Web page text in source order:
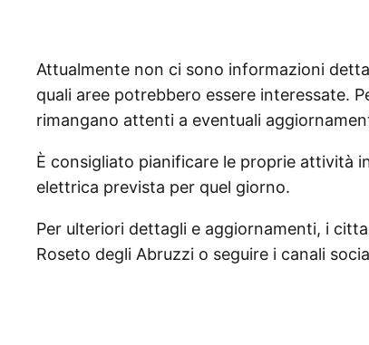
Attualmente non ci sono informazioni
quali aree potrebbero essere interessate.
rimangano attenti a eventuali
È consigliato pianificare le proprie attività
elettrica prevista per quel giorno.
Per ulteriori dettagli e aggiornamenti, i
Roseto degli Abruzzi o seguire i canali